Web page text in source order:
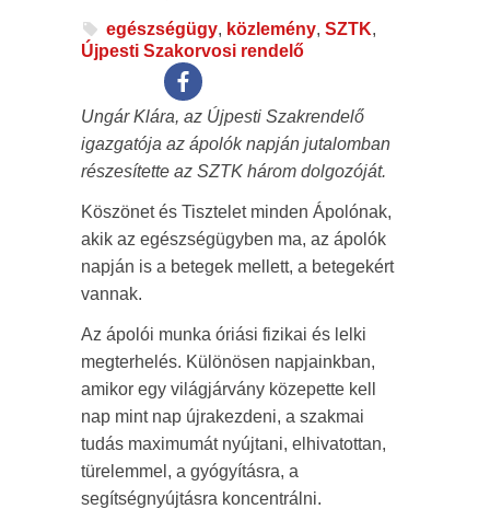
egészségügy, közlemény, SZTK,
Újpesti Szakorvosi rendelő
Ungár Klára, az Újpesti Szakrendelő
igazgatója az ápolók napján jutalomban
részesítette az SZTK három dolgozóját.
Köszönet és Tisztelet minden Ápolónak,
akik az egészségügyben ma, az ápolók
napján is a betegek mellett, a betegekért
vannak.
Az ápolói munka óriási fizikai és lelki
megterhelés. Különösen napjainkban,
amikor egy világjárvány közepette kell
nap mint nap újrakezdeni, a szakmai
tudás maximumát nyújtani, elhivatottan,
türelemmel, a gyógyításra, a
segítségnyújtásra koncentrálni.